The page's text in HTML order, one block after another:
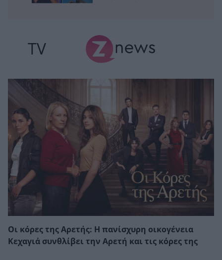
TV
Οι κόρες της Αρετής: Η πανίσχυρη οικογένεια
Κεχαγιά συνθλίβει την Αρετή και τις κόρες της